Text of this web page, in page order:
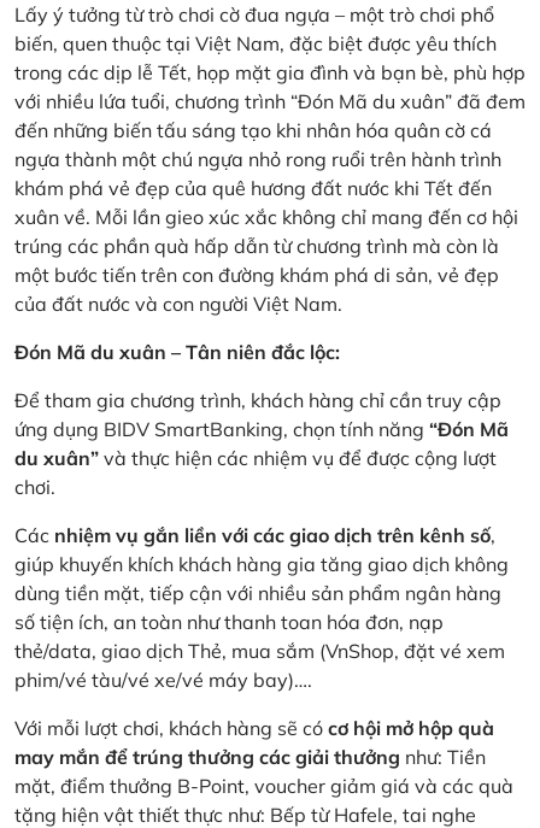
Lấy ý tưởng từ trò chơi cờ đua ngựa – một trò chơi phổ
biến, quen thuộc tại Việt Nam, đặc biệt được yêu thích
trong các dịp lễ Tết, họp mặt gia đình và bạn bè, phù hợp
với nhiều lứa tuổi, chương trình “Đón Mã du xuân” đã đem
đến những biến tấu sáng tạo khi nhân hóa quân cờ cá
ngựa thành một chú ngựa nhỏ rong ruổi trên hành trình
khám phá vẻ đẹp của quê hương đất nước khi Tết đến
xuân về. Mỗi lần gieo xúc xắc không chỉ mang đến cơ hội
trúng các phần quà hấp dẫn từ chương trình mà còn là
một bước tiến trên con đường khám phá di sản, vẻ đẹp
của đất nước và con người Việt Nam.
Đón Mã du xuân – Tân niên đắc lộc:
Để tham gia chương trình, khách hàng chỉ cần truy cập
ứng dụng BIDV SmartBanking, chọn tính năng “Đón Mã
du xuân” và thực hiện các nhiệm vụ để được cộng lượt
chơi.
Các nhiệm vụ gắn liền với các giao dịch trên kênh số,
giúp khuyến khích khách hàng gia tăng giao dịch không
dùng tiền mặt, tiếp cận với nhiều sản phẩm ngân hàng
số tiện ích, an toàn như thanh toan hóa đơn, nạp
thẻ/data, giao dịch Thẻ, mua sắm (VnShop, đặt vé xem
phim/vé tàu/vé xe/vé máy bay)….
Với mỗi lượt chơi, khách hàng sẽ có cơ hội mở hộp quà
may mắn để trúng thưởng các giải thưởng như: Tiền
mặt, điểm thưởng B-Point, voucher giảm giá và các quà
tặng hiện vật thiết thực như: Bếp từ Hafele, tai nghe